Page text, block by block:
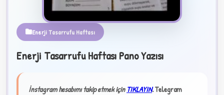
Enerji Tasarrufu Haftası
Enerji Tasarrufu Haftası Pano Yazısı
İnstagram hesabımı takip etmek içinTIKLAYIN.Telegram
★